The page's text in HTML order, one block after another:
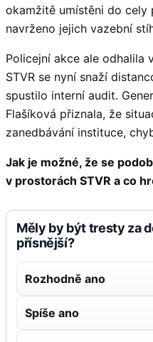
okamžitě umístěni do cely
navrženo jejich vazební
Policejní akce ale odhalila
STVR se nyní snaží
spustilo interní audit.
Flašíková přiznala, že
zanedbávání instituce,
Jak je možné, že se
v prostorách STVR a co
Měly by být tresty za
přísnější?
Rozhodně ano
Spíše ano